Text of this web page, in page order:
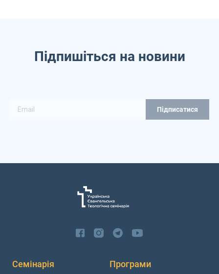
Підпишіться на новини
Семінарія Програми